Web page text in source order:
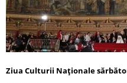
Ziua Culturii Naţionale